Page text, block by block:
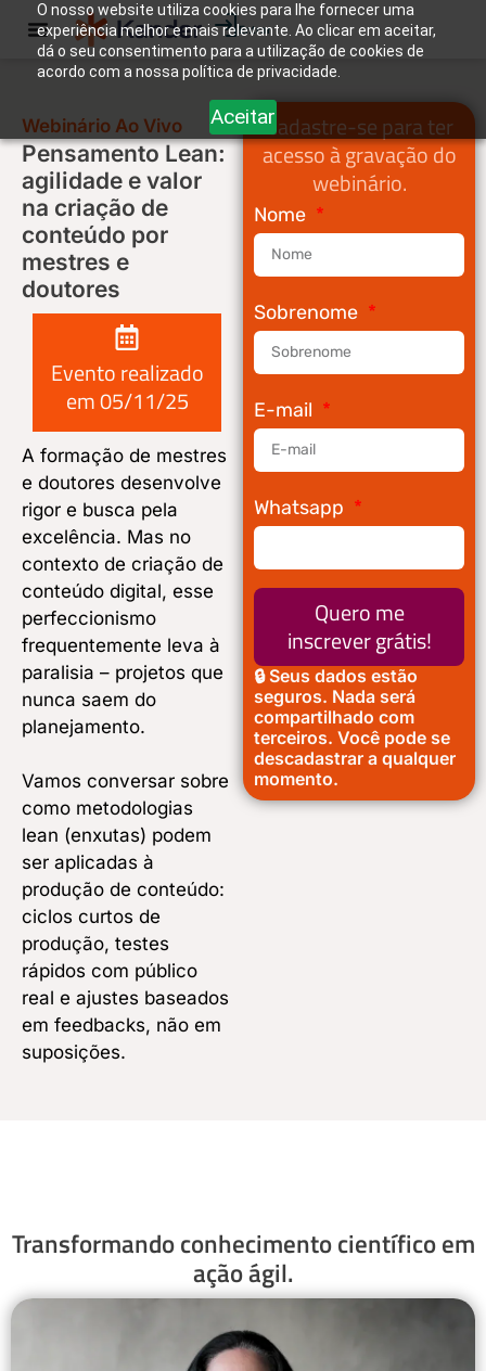
O nosso website utiliza cookies para lhe fornecer uma
experiência melhor e mais relevante. Ao clicar em aceitar,
dá o seu consentimento para a utilização de cookies de
acordo com a nossa política de privacidade.
Aceitar
Entrar
Webinário Ao Vivo
Pensamento Lean:
agilidade e valor
na criação de
conteúdo por
mestres e
doutores
Evento realizado
em 05/11/25
A formação de mestres
e doutores desenvolve
rigor e busca pela
excelência. Mas no
contexto de criação de
conteúdo digital, esse
perfeccionismo
frequentemente leva à
paralisia – projetos que
nunca saem do
planejamento.
Vamos conversar sobre
como metodologias
lean (enxutas) podem
ser aplicadas à
produção de conteúdo:
ciclos curtos de
produção, testes
rápidos com público
real e ajustes baseados
em feedbacks, não em
suposições.
Cadastre-se para ter
acesso à gravação do
webinário.
Nome
Sobrenome
E-mail
Whatsapp
Quero me
inscrever grátis!
🔒 Seus dados estão
seguros. Nada será
compartilhado com
terceiros. Você pode se
descadastrar a qualquer
momento.
Transformando conhecimento científico em
ação ágil.